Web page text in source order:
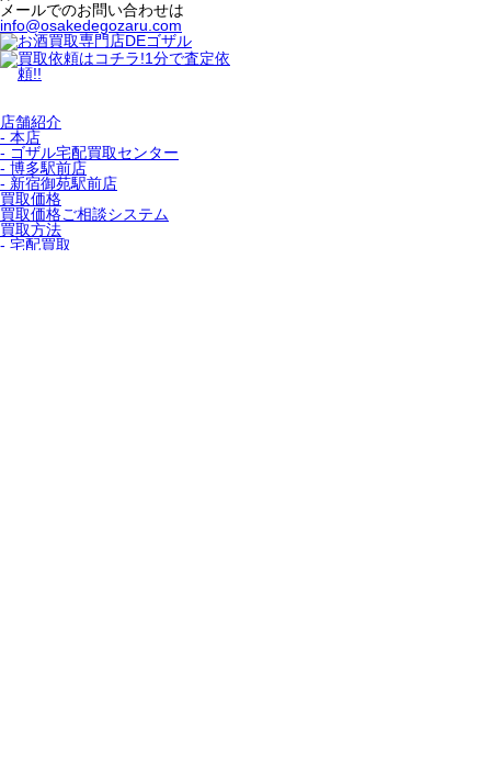
メールでのお問い合わせは
info@osakedegozaru.com
店舗紹介
- 本店
- ゴザル宅配買取センター
- 博多駅前店
- 新宿御苑駅前店
買取価格
買取価格ご相談システム
買取方法
- 宅配買取